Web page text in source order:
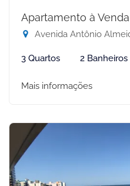
Apartamento à
Avenida Antônio Almeida
3 Quartos 2 Banheiros
Mais informações